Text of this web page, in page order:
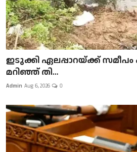
ഇടുക്കി ഏലപ്പാറയ്ക്ക് സമീപം
മറിഞ്ഞ് തി...
Admin Aug 6, 2026 0